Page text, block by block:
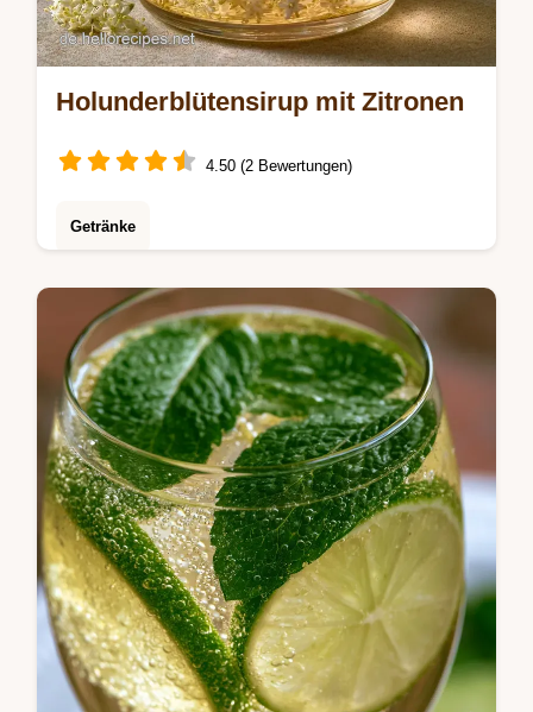
Holunderblütensirup mit Zitronen
4.50 (2 Bewertungen)
Getränke
klassische Holunderblütensirup Rezept der
Landfrauen. Inklusive Budget-Tauschliste für
Zutaten. In 20 Min fertig.